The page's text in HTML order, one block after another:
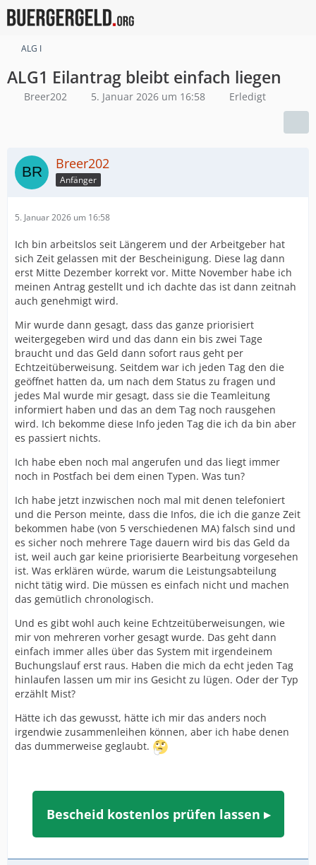
ALG I
ALG1 Eilantrag bleibt einfach liegen
Breer202 5. Januar 2026 um 16:58 Erledigt
Breer202
Anfänger
5. Januar 2026 um 16:58
Ich bin arbeitslos seit Längerem und der Arbeitgeber hat
sich Zeit gelassen mit der Bescheinigung. Diese lag dann
erst Mitte Dezember korrekt vor. Mitte November habe ich
meinen Antrag gestellt und ich dachte das ist dann zeitnah
auch genehmigt wird.
Mir wurde dann gesagt, dass das ganze priorisiert
weitergegeben wird und das dann ein bis zwei Tage
braucht und das Geld dann sofort raus geht per
Echtzeitüberweisung. Seitdem war ich jeden Tag den die
geöffnet hatten da, um nach dem Status zu fragen und
jedes Mal wurde mir gesagt, dass sie die Teamleitung
informiert haben und das an dem Tag noch rausgehen
wird. Ich bekomme diese Info jeden Tag die ich da bin aber
es passiert nichts.
Ich habe eben noch mal angerufen und das liegt immer
noch in Postfach bei dem einen Typen. Was tun?
Ich habe jetzt inzwischen noch mal mit denen telefoniert
und die Person meinte, dass die Infos, die ich die ganze Zeit
bekommen habe (von 5 verschiedenen MA) falsch sind und
es sicher noch mehrere Tage dauern wird bis das Geld da
ist, weil auch gar keine priorisierte Bearbeitung vorgesehen
ist. Was erklären würde, warum die Leistungsabteilung
nicht tätig wird. Die müssen es einfach nicht und machen
das gemütlich chronologisch.
Und es gibt wohl auch keine Echtzeitüberweisungen, wie
mir von mehreren vorher gesagt wurde. Das geht dann
einfach immer alles über das System mit irgendeinem
Buchungslauf erst raus. Haben die mich da echt jeden Tag
hinlaufen lassen um mir ins Gesicht zu lügen. Oder der Typ
erzählt Mist?
Hätte ich das gewusst, hätte ich mir das anders noch
irgendwie zusammenleihen können, aber ich habe denen
das dummerweise geglaubt.
Bescheid kostenlos prüfen lassen ▸